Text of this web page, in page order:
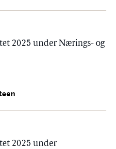
2025 under Nærings- og
2025 under